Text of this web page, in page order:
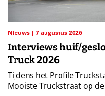
Nieuws 7 augustus 2026
Interviews huif/
Truck 2026
Tijdens het Profile
Mooiste Truckstraat op